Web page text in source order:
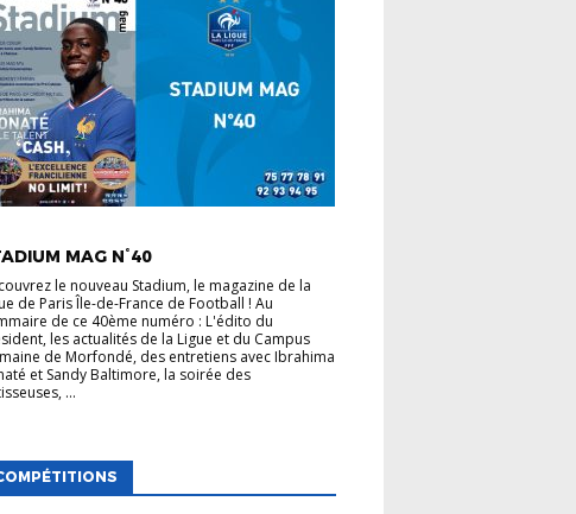
MAG N°40
le nouveau Stadium, le magazine de la
de Paris Île-de-France de Football ! Au
de ce 40ème numéro : L'édito du
les actualités de la Ligue et du Campus
de Morfondé, des entretiens avec Ibrahima
et Sandy Baltimore, la soirée des
...